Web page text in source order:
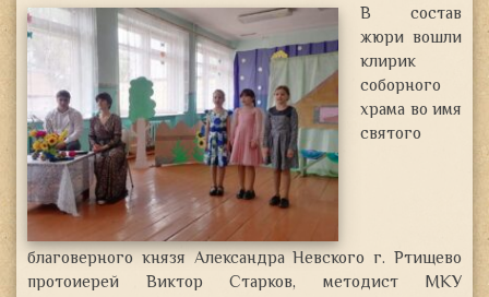
В состав
жюри вошли
клирик
соборного
храма во имя
святого
благоверного князя Александра Невского г. Ртищево
протоиерей Виктор Старков, методист МКУ